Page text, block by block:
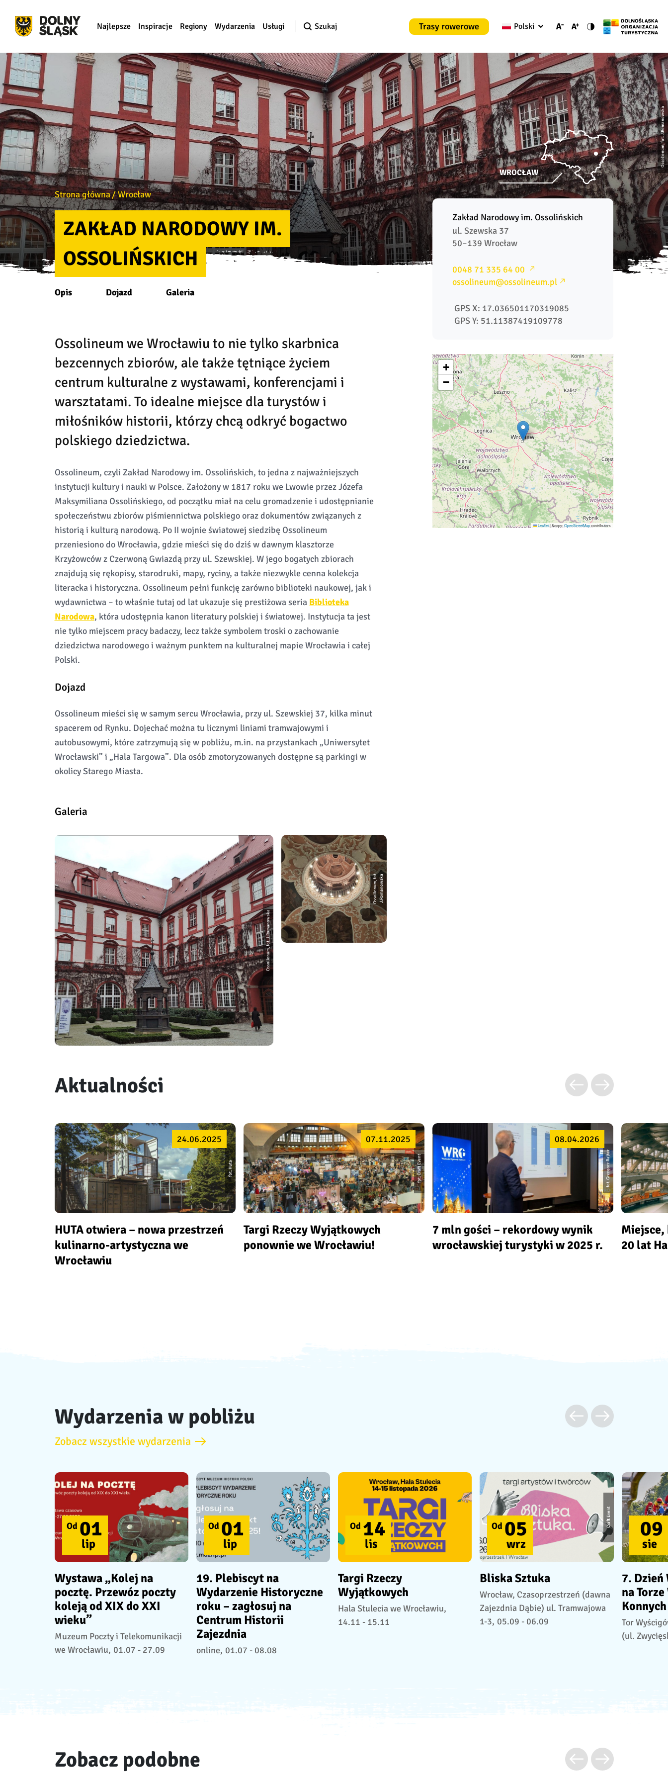
Najlepsze Inspiracje Regiony Wydarzenia Usługi Szukaj Trasy rowerowe Polski
Ossolienum, fot. J.Romanowska
Strona główna Wrocław
ZAKŁAD NARODOWY IM.
OSSOLIŃSKICH
WROCŁAW
Opis Dojazd Galeria
Ossolineum we Wrocławiu to nie tylko skarbnica
bezcennych zbiorów, ale także tętniące życiem
centrum kulturalne z wystawami, konferencjami i
warsztatami. To idealne miejsce dla turystów i
miłośników historii, którzy chcą odkryć bogactwo
polskiego dziedzictwa.
Ossolineum, czyli Zakład Narodowy im. Ossolińskich, to jedna z najważniejszych
instytucji kultury i nauki w Polsce. Założony w 1817 roku we Lwowie przez Józefa
Maksymiliana Ossolińskiego, od początku miał na celu gromadzenie i udostępnianie
społeczeństwu zbiorów piśmiennictwa polskiego oraz dokumentów związanych z
historią i kulturą narodową. Po II wojnie światowej siedzibę Ossolineum
przeniesiono do Wrocławia, gdzie mieści się do dziś w dawnym klasztorze
Krzyżowców z Czerwoną Gwiazdą przy ul. Szewskiej. W jego bogatych zbiorach
znajdują się rękopisy, starodruki, mapy, ryciny, a także niezwykle cenna kolekcja
literacka i historyczna. Ossolineum pełni funkcję zarówno biblioteki naukowej, jak i
wydawnictwa – to właśnie tutaj od lat ukazuje się prestiżowa seria Biblioteka
Narodowa, która udostępnia kanon literatury polskiej i światowej. Instytucja ta jest
nie tylko miejscem pracy badaczy, lecz także symbolem troski o zachowanie
dziedzictwa narodowego i ważnym punktem na kulturalnej mapie Wrocławia i całej
Polski.
Dojazd
Ossolineum mieści się w samym sercu Wrocławia, przy ul. Szewskiej 37, kilka minut
spacerem od Rynku. Dojechać można tu licznymi liniami tramwajowymi i
autobusowymi, które zatrzymują się w pobliżu, m.in. na przystankach „Uniwersytet
Wrocławski” i „Hala Targowa”. Dla osób zmotoryzowanych dostępne są parkingi w
okolicy Starego Miasta.
Zakład Narodowy im. Ossolińskich
ul. Szewska 37
0048 71 335 64 00
ossolineum@ossolineum.pl
GPS X: 17.036501170319085
GPS Y: 51.11387419109778
+
−
Leaflet |&copy;OpenStreetMapcontributors
Galeria
Ossolienum, fot. J.Romanowska
O
s
s
o
li
e
n
u
m,
f
o
t.
J.
R
o
m
a
n
o
w
s
ka
Aktualności
fot. Huta
24.06.2025
HUTA otwiera – nowa przestrzeń
kulinarno-artystyczna we
Wrocławiu
fot. Craft Event
07.11.2025
Targi Rzeczy Wyjątkowych
ponownie we Wrocławiu!
fot. Grzegorz Rajter
08.04.2026
7 mln gości – rekordowy wynik
wrocławskiej turystyki w 2025 r.
20 lat
Wydarzenia w pobliżu
Zobacz wszystkie wydarzenia
Od 01
lip
Wystawa „Kolej na
pocztę. Przewóz poczty
koleją od XIX do XXI
wieku”
Muzeum Poczty i Telekomunikacji
we Wrocławiu, 01.07 - 27.09
Od 01
lip
19. Plebiscyt na
Wydarzenie Historyczne
roku – zagłosuj na
Centrum Historii
Zajezdnia
online, 01.07 - 08.08
Od 14
lis
Targi Rzeczy
Wyjątkowych
Hala Stulecia we Wrocławiu,
14.11 - 15.11
Craft Event
Od 05
wrz
Bliska Sztuka
Wrocław, Czasoprzestrzeń (dawna
Zajezdnia Dąbie) ul. Tramwajowa
1-3, 05.09 - 06.09
09
sie
7. Dzień
na
Tor
(ul.
Zobacz podobne